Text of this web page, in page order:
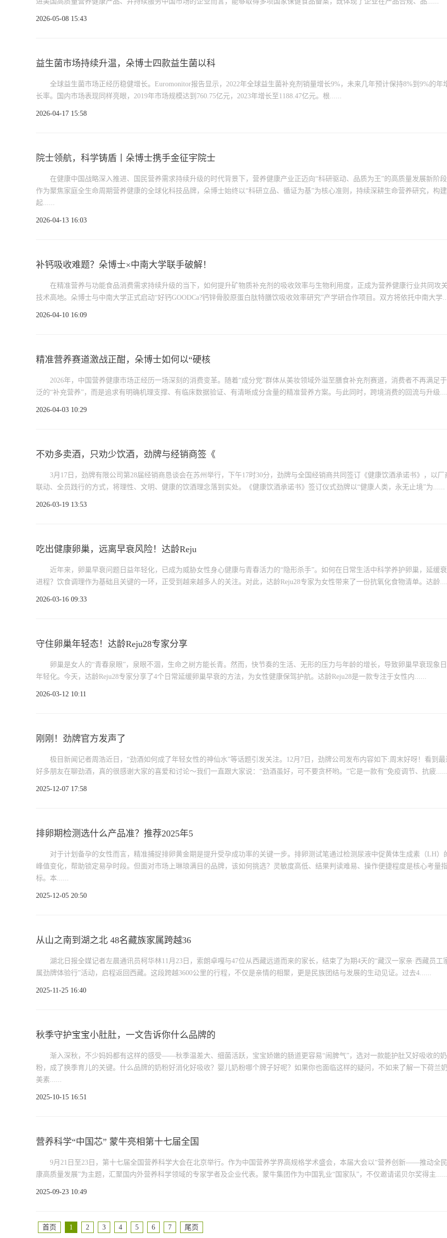
2026-05-08 15:43
益生菌市场持续升温，朵博士四款益生菌以科
全球益生菌市场正经历稳健增长。Euromonitor报告显示，2022年全球益生菌补充剂销量增长9%，未来几年预计保持8%到9%的年
长率。国内市场表现同样亮眼，2019年市场规模达到760.75亿元，2023年增长至1188.47亿元。根......
2026-04-17 15:58
院士领航，科学铸盾丨朵博士携手金征宇院士
在健康中国战略深入推进、国民营养需求持续升级的时代背景下，营养健康产业正迈向“科研驱动、品质为王”的高质量发展新阶段
作为聚焦家庭全生命周期营养健康的全球化科技品牌，朵博士始终以“科研立品、循证为基”为核心准则，持续深耕生命营养研究，构建
起......
2026-04-13 16:03
补钙吸收难题？朵博士×中南大学联手破解！
在精准营养与功能食品消费需求持续升级的当下，如何提升矿物质补充剂的吸收效率与生物利用度，正成为营养健康行业共同攻
技术高地。朵博士与中南大学正式启动“好钙GOODCa?钙锌骨胶原蛋白肽特膳饮吸收效率研究”产学研合作项目。双方将依托中南大学
2026-04-10 16:09
精准营养赛道激战正酣，朵博士如何以“硬核
2026年，中国营养健康市场正经历一场深刻的消费变革。随着“成分党”群体从美妆领域外溢至膳食补充剂赛道，消费者不再满足
泛的“补充营养”，而是追求有明确机理支撑、有临床数据验证、有清晰成分含量的精准营养方案。与此同时，跨境消费的回流与升级
2026-04-03 10:29
不劝多卖酒，只劝少饮酒，劲牌与经销商签《
3月17日，劲牌有限公司第28届经销商恳谈会在苏州举行，下午17时30分，劲牌与全国经销商共同签订《健康饮酒承诺书》，以厂
联动、全员践行的方式，将理性、文明、健康的饮酒理念落到实处。《健康饮酒承诺书》签订仪式劲牌以“健康人类，永无止境”为......
2026-03-19 13:53
吃出健康卵巢，远离早衰风险！达龄Reju
近年来，卵巢早衰问题日益年轻化，已成为威胁女性身心健康与青春活力的“隐形杀手”。如何在日常生活中科学养护卵巢，延缓
进程？饮食调理作为基础且关键的一环，正受到越来越多人的关注。对此，达龄Reju28专家为女性带来了一份抗氧化食物清单。达龄
2026-03-16 09:33
守住卵巢年轻态！达龄Reju28专家分享
卵巢是女人的“青春泉眼”，泉眼不涸，生命之树方能长青。然而，快节奏的生活、无形的压力与年龄的增长，导致卵巢早衰现象
年轻化。今天，达龄Reju28专家分享了4个日常延缓卵巢早衰的方法，为女性健康保驾护航。达龄Reju28是一款专注于女性内......
2026-03-12 10:11
刚刚！劲牌官方发声了
极目新闻记者周浩近日，“劲酒如何成了年轻女性的神仙水”等话题引发关注。12月7日，劲牌公司发布内容如下:周末好呀！看到最
好多朋友在聊劲酒，真的很感谢大家的喜爱和讨论～我们一直跟大家说：“劲酒虽好，可不要贪杯哟。”它是一款有“免疫调节、抗疲......
2025-12-07 17:58
排卵期检测选什么产品准？推荐2025年5
对于计划备孕的女性而言，精准捕捉排卵黄金期是提升受孕成功率的关键一步。排卵测试笔通过检测尿液中促黄体生成素（LH）
峰值变化，帮助锁定易孕时段。但面对市场上琳琅满目的品牌，该如何挑选？灵敏度高低、结果判读难易、操作便捷程度是核心考量指
标。本......
2025-12-05 20:50
从山之南到湖之北 48名藏族家属跨越36
湖北日报全媒记者左晨通讯员柯华林11月23日，索朗卓嘎与47位从西藏远道而来的家长，结束了为期4天的“藏汉一家亲·西藏员工
属劲牌体验行”活动，启程返回西藏。这段跨越3600公里的行程，不仅是亲情的相聚，更是民族团结与发展的生动见证。过去4......
2025-11-25 16:40
秋季守护宝宝小肚肚，一文告诉你什么品牌的
渐入深秋，不少妈妈都有这样的感受——秋季温差大、细菌活跃，宝宝娇嫩的肠道更容易“闹脾气”，选对一款能护肚又好吸收的奶
粉，成了换季育儿的关键。什么品牌的奶粉好消化好吸收？婴儿奶粉哪个牌子好呢？如果你也面临这样的疑问，不如来了解一下荷兰
美素......
2025-10-15 16:51
营养科学“中国芯” 蒙牛亮相第十七届全国
9月21日至23日，第十七届全国营养科学大会在北京举行。作为中国营养学界高规格学术盛会，本届大会以“营养创新——推动全
康高质量发展”为主题，汇聚国内外营养科学领域的专家学者及企业代表。蒙牛集团作为中国乳业“国家队”，不仅邀请诺贝尔奖得主......
2025-09-23 10:49
首页 1 2 3 4 5 6 7 尾页